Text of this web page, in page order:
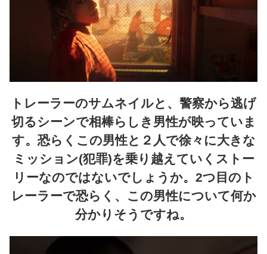
トレーラーのサムネイルと、警察から逃げ
切るシーンで相棒らしき男性が映っていま
す。恐らくこの男性と２人で徐々に大きな
ミッション(犯罪)を乗り越えていくストー
リーなのではないでしょうか。2つ目のト
レーラーで恐らく、この男性について何か
分かりそうですね。